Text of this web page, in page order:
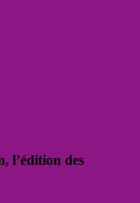
l’édition des